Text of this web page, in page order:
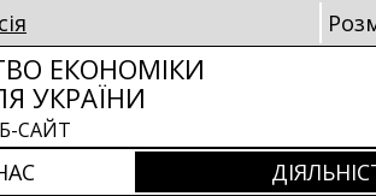
ЕКОНОМІКИ
УКРАЇНИ
САЙТ